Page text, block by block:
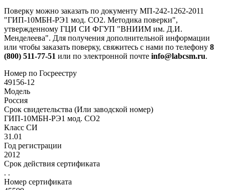
Поверку можно заказать по документу МП-242-1262-2011
"ГИП-10МБН-РЭ1 мод. СО2. Методика поверки",
утвержденному ГЦИ СИ ФГУП "ВНИИМ им. Д.И.
Менделеева". Для получения дополнительной информации
или чтобы заказать поверку, свяжитесь с нами по телефону 8
(800) 511-77-51 или по электронной почте info@labcsm.ru.
Номер по Госреестру
49156-12
Модель
Россия
Срок свидетельства (Или заводской номер)
ГИП-10МБН-РЭ1 мод. CO2
Класс СИ
31.01
Год регистрации
2012
Срок действия сертификата
. .
Номер сертификата